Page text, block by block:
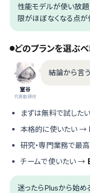
性能モデルが使い放題
限がほぼなくなる点が
どのプランを選ぶべ
室谷
代表取締役
結論から言
まずは無料で試した
本格的に使いたい →
研究・専門業務で最
チームで使いたい →
迷ったらPlusから始